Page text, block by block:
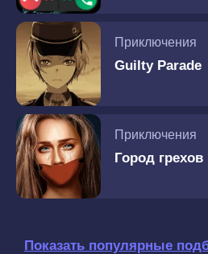
Приключения
Guilty Parade
Приключения
Город грехов
Показать популярные